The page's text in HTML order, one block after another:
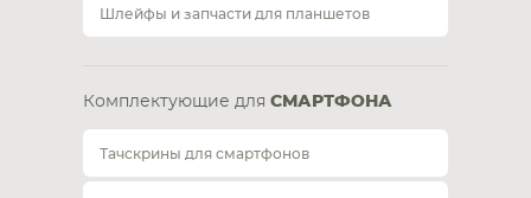
Шлейфы и запчасти для планшетов
Комплектующие для СМАРТФОНА
Тачскрины для смартфонов